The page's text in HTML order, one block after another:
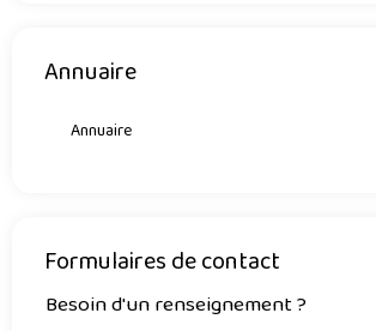
Annuaire
Annuaire
Formulaires de contact
Besoin d'un renseignement ?